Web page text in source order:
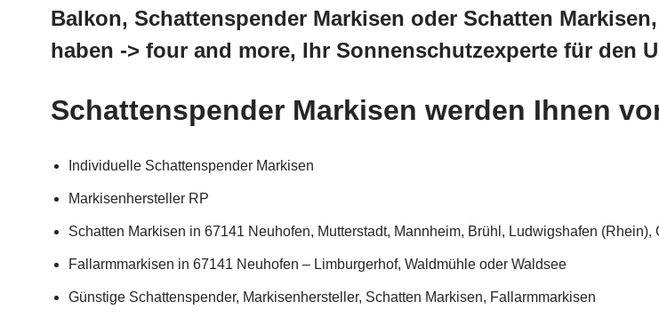
Balkon, Schattenspender Markisen oder Schatten
haben -> four and more, Ihr Sonnenschutzexperte für den
Schattenspender Markisen werden Ihnen
Individuelle Schattenspender Markisen
Markisenhersteller RP
Schatten Markisen in 67141 Neuhofen, Mutterstadt, Mannheim, Brühl, Ludwigshafen
Fallarmmarkisen in 67141 Neuhofen – Limburgerhof, Waldmühle oder Waldsee
Günstige Schattenspender, Markisenhersteller, Schatten Markisen, Fallarmmarkisen